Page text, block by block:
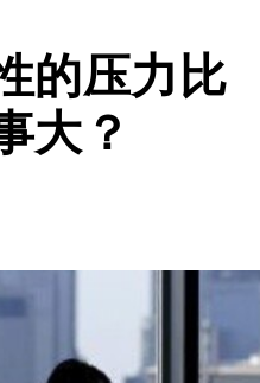
的压力比
大？